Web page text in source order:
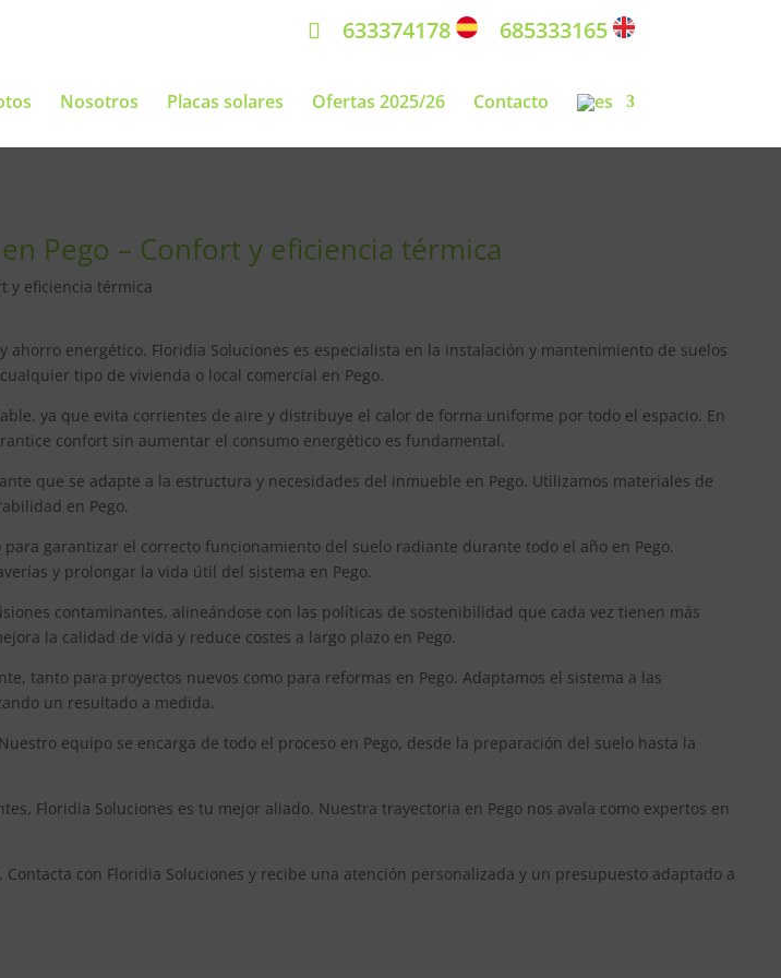
633374178 685333165
Nosotros Placas solares Ofertas 2025/26 Contacto
Pego – Confort y eficiencia térmica
y eficiencia térmica
energético. Floridia Soluciones es especialista en la instalación y mantenimiento de suelos
tipo de vivienda o local comercial en Pego.
ya que evita corrientes de aire y distribuye el calor de forma uniforme por todo el espacio. En
confort sin aumentar el consumo energético es fundamental.
que se adapte a la estructura y necesidades del inmueble en Pego. Utilizamos materiales de
en Pego.
garantizar el correcto funcionamiento del suelo radiante durante todo el año en Pego.
y prolongar la vida útil del sistema en Pego.
contaminantes, alineándose con las políticas de sostenibilidad que cada vez tienen más
la calidad de vida y reduce costes a largo plazo en Pego.
tanto para proyectos nuevos como para reformas en Pego. Adaptamos el sistema a las
un resultado a medida.
equipo se encarga de todo el proceso en Pego, desde la preparación del suelo hasta la
Floridia Soluciones es tu mejor aliado. Nuestra trayectoria en Pego nos avala como expertos en
con Floridia Soluciones y recibe una atención personalizada y un presupuesto adaptado a